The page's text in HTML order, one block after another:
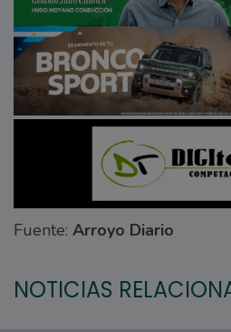
Fuente: Arroyo Diario
NOTICIAS